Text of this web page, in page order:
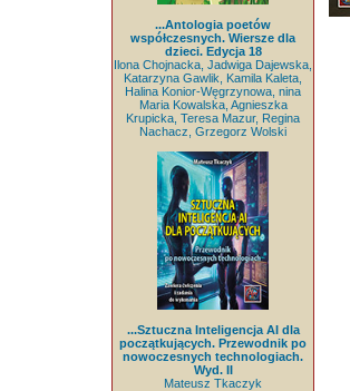
...Antologia poetów
współczesnych. Wiersze dla
dzieci. Edycja 18
Ilona Chojnacka, Jadwiga Dajewska,
Katarzyna Gawlik, Kamila Kaleta,
Halina Konior-Węgrzynowa, nina
Maria Kowalska, Agnieszka
Krupicka, Teresa Mazur, Regina
Nachacz, Grzegorz Wolski
...Sztuczna Inteligencja AI dla
początkujących. Przewodnik po
nowoczesnych technologiach.
Wyd. II
Mateusz Tkaczyk